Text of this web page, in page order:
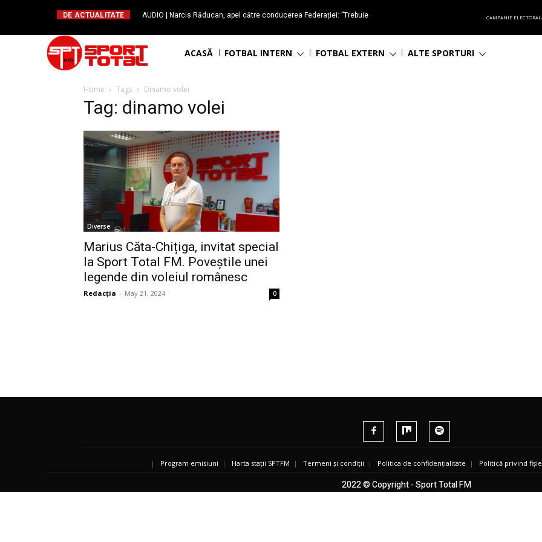
DE ACTUALITATE
AUDIO | Narcis Răducan, apel către conducerea Federației: ”Trebuie
CAMPANIE
ACASĂ FOTBAL INTERN FOTBAL EXTERN ALTE SPORTURI
Home Tags Dinamo volei
Tag: dinamo volei
Diverse
Marius Căta-Chițiga, invitat special
la Sport Total FM. Poveștile unei
legende din voleiul românesc
Redacția - May 21, 2024 0
| Program emisiuni | Harta stații SPTFM | Termeni și condiții | Politica de confidențialitate | Politică privind
2022 © Copyright - Sport Total FM